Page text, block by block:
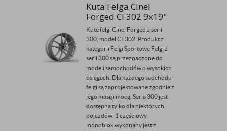
Kuta Felga Cinel
Forged CF302 9x19"
Kute felgi Cinel Forged z serii
300, model CF302. Produkt z
kategorii Felgi Sportowe Felgi z
serii 300 są przeznaczone do
modeli samochodów o wysokich
osiągach. Dla każdego saochodu
felgi są zaprojektowane zgodnie z
jego masą i mocą. Seria 300 jest
dostępna tylko dla niektórych
pojazdów. 1 częściowy
monoblok wykonany jest z